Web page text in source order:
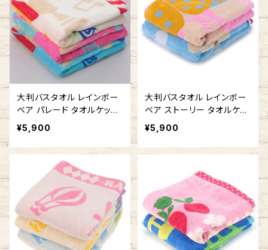
大判バスタオル レインボー
ベア パレード タオルケット
お昼寝に 今治タオルの日本
¥5,900
大判バスタオル レインボー
ベア ストーリー タオルケッ
ト お昼寝に 今治タオルの日
本製
¥5,900